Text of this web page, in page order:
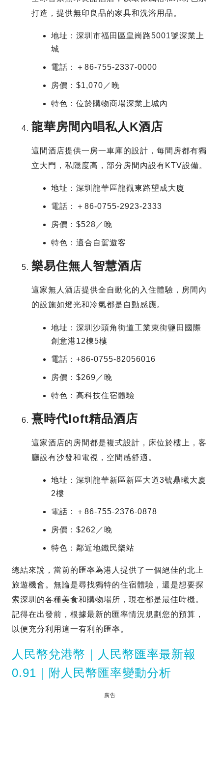
打造，提供無印良品的家具和洗浴用品。
地址：深圳市福田區皇崗路5001號深業上
城
電話：＋86-755-2337-0000
房價：$1,070／晚
特色：位於購物商場深業上城內
龍華房間內唱私人K酒店
這間酒店提供一房一車庫的設計，每間房都有獨
立大門，私隱度高，部分房間內設有KTV設備。
地址：深圳龍華區龍觀東路望成大廈
電話：＋86-0755-2923-2333
房價：$528／晚
特色：適合自駕遊客
樂易住無人智慧酒店
這家無人酒店提供全自動化的入住體驗，房間內
的設施如燈光和冷氣都是自動感應。
地址：深圳沙頭角街道工業東街鹽田國際
創意港12棟5樓
電話：+86-0755-82056016
房價：$269／晚
特色：高科技住宿體驗
熹時代loft精品酒店
這家酒店的房間都是複式設計，床位於樓上，客
廳設有沙發和電視，空間感舒適。
地址：深圳龍華新區新區大道3號鼎曦大廈
2樓
電話：＋86-755-2376-0878
房價：$262／晚
特色：鄰近地鐵民樂站
總結來說，當前的匯率為港人提供了一個絕佳的北上
旅遊機會。無論是尋找獨特的住宿體驗，還是想要探
索深圳的各種美食和購物場所，現在都是最佳時機。
記得在出發前，根據最新的匯率情況規劃您的預算，
以便充分利用這一有利的匯率。
人民幣兌港幣｜人民幣匯率最新報
0.91｜附人民幣匯率變動分析
廣告